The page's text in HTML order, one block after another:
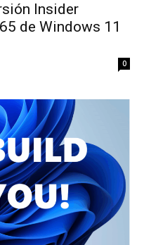
Insider
de Windows 11
0